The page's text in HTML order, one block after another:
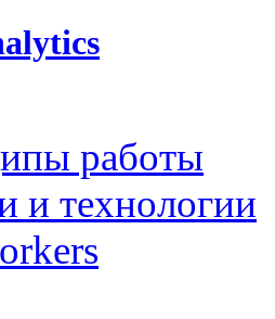
работы
и технологии